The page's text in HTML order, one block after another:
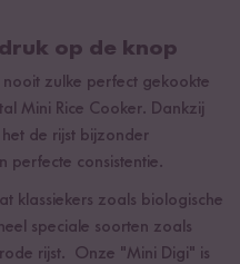
op de knop
zulke perfect gekookte
Mini Rice Cooker. Dankzij
de rijst bijzonder
perfecte consistentie.
klassiekers zoals biologische
speciale soorten zoals
rijst. Onze "Mini Digi" is